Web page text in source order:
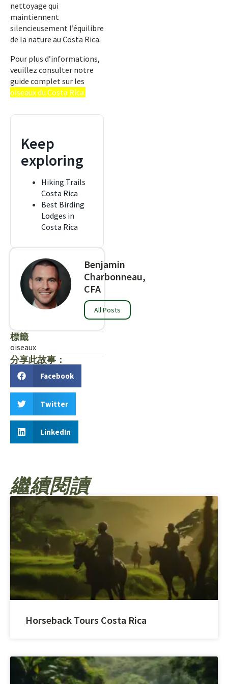
nettoyage qui
maintiennent
silencieusement l’équilibre
de la nature au Costa Rica.
Pour plus d’informations,
veuillez consulter notre
guide complet sur les
oiseaux du Costa Rica.
Keep
exploring
Hiking Trails
Costa Rica
Best Birding
Lodges in
Costa Rica
Benjamin
Charbonneau,
CFA
All Posts
標籤
oiseaux
分享此故事：
Facebook
Twitter
LinkedIn
繼續閱讀
Horseback Tours Costa Rica